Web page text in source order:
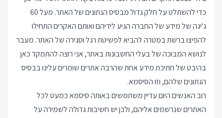
כדי להשתלט על חלק גדול מבסיס הנתונים של האתר. מעל 60
ג'יגה של מידע של החברה הגיע לידיהם ואותם האקרים התחילו
להפיצו ברשת במטרה להביא לפשיטת רגל וסגירה של האתר. מעבר
לנושא המבוכה של בעלי החשבונות באתר, אני רוצה להתמקד כאן
בהיבט של חתיכת מידע אחת שהרבה אתרים שומרים עלינו בבסיס
הנתונים שלהם, וזו הסיסמא.
רוב האנשים היום עדיין משתמשים באותה סיסמא כמעט לכל
האתרים שנרשמים אליהם, ולכן יש חשיבות גדולה לשמירה על